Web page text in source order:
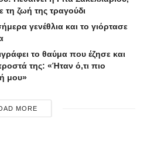
τη ζωή της τραγούδι
γενέθλια και το γιόρτασε
το θαύμα που έζησε και
της: «Ήταν ό,τι πιο
μου»
MORE